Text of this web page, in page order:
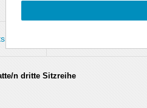
n dritte Sitzreihe